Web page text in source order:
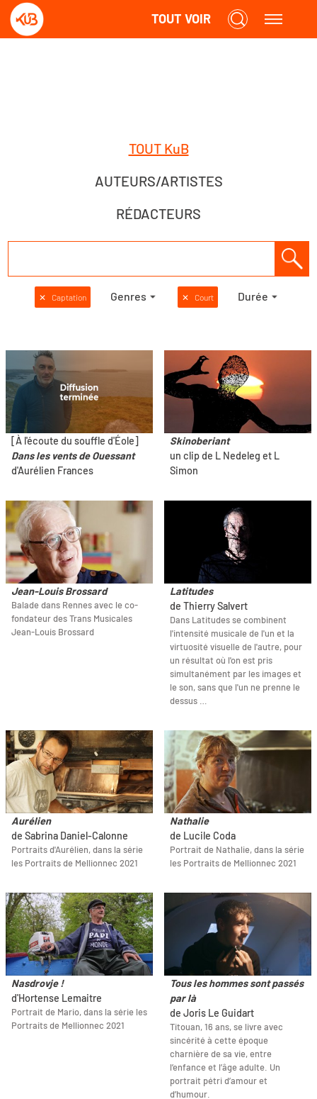
TOUT VOIR
TOUT KuB
AUTEURS/ARTISTES
RÉDACTEURS
✕ Captation Genres ✕ Court Durée
[À l'écoute du souffle d'Éole]
Dans les vents de Ouessant
d'Aurélien Frances
Skinoberiant
un clip de L Nedeleg et L
Simon
Jean-Louis Brossard
Balade dans Rennes avec le co-
fondateur des Trans Musicales
Jean-Louis Brossard
Latitudes
de Thierry Salvert
Dans Latitudes se combinent
l'intensité musicale de l'un et la
virtuosité visuelle de l'autre, pour
un résultat où l'on est pris
simultanément par les images et
le son, sans que l'un ne prenne le
dessus …
Aurélien
de Sabrina Daniel-Calonne
Portraits d'Aurélien, dans la série
les Portraits de Mellionnec 2021
Nathalie
de Lucile Coda
Portrait de Nathalie, dans la série
les Portraits de Mellionnec 2021
Nasdrovje !
d'Hortense Lemaitre
Portrait de Mario, dans la série les
Portraits de Mellionnec 2021
Tous les hommes sont passés
par là
de Joris Le Guidart
Titouan, 16 ans, se livre avec
sincérité à cette époque
charnière de sa vie, entre
l’enfance et l’âge adulte. Un
portrait pétri d’amour et
d’humour.